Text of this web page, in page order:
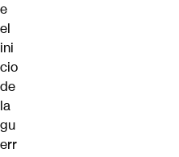
e
el
ini
cio
de
la
gu
err